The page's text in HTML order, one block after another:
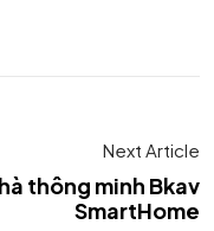
Next Article
thông minh Bkav
SmartHome